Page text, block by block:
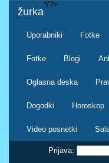
žurka
Uporabniki Fotke
Fotke Blogi
Oglasna deska
Dogodki Horoskop
Video posnetki
*/?>
Prijava: